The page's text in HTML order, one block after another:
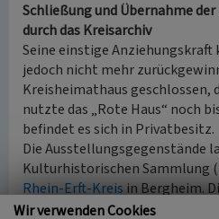
Schließung und Übernahme
durch das Kreisarchiv
Seine einstige
jedoch nicht mehr
Kreisheimathaus geschlossen,
nutzte das „Rote Haus“ noch
befindet es sich in Privatbesitz.
Die Ausstellungsgegenstände
Kulturhistorischen Sammlung
Rhein-Erft-Kreis in Bergheim.
der Kreislehrbücherei wurden
Wir verwenden Cookies